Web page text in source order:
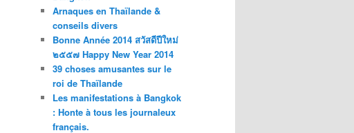
Arnaques en Thaïlande &
conseils divers
Bonne Année 2014 สวัสดีปีใหม่
๒๕๕๗ Happy New Year 2014
39 choses amusantes sur le
roi de Thaïlande
Les manifestations à Bangkok
: Honte à tous les journaleux
français.